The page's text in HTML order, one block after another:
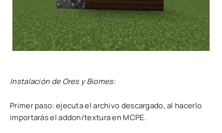
Instalación de Ores y Biomes:
Primer paso: ejecuta el archivo descargado, al hacerlo
importarás el addon/textura en MCPE.